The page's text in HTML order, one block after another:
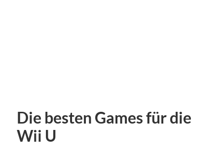
Die besten Games für die
Wii U